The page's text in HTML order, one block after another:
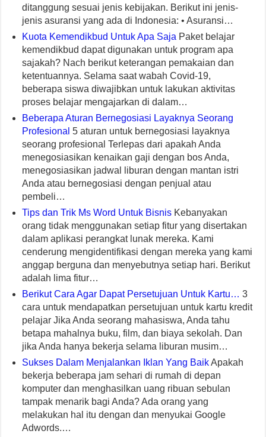
ditanggung sesuai jenis kebijakan. Berikut ini jenis-
jenis asuransi yang ada di Indonesia: • Asuransi…
Kuota Kemendikbud Untuk Apa Saja Paket belajar
kemendikbud dapat digunakan untuk program apa
sajakah? Nach berikut keterangan pemakaian dan
ketentuannya. Selama saat wabah Covid-19,
beberapa siswa diwajibkan untuk lakukan aktivitas
proses belajar mengajarkan di dalam…
Beberapa Aturan Bernegosiasi Layaknya Seorang
Profesional 5 aturan untuk bernegosiasi layaknya
seorang profesional Terlepas dari apakah Anda
menegosiasikan kenaikan gaji dengan bos Anda,
menegosiasikan jadwal liburan dengan mantan istri
Anda atau bernegosiasi dengan penjual atau
pembeli…
Tips dan Trik Ms Word Untuk Bisnis Kebanyakan
orang tidak menggunakan setiap fitur yang disertakan
dalam aplikasi perangkat lunak mereka. Kami
cenderung mengidentifikasi dengan mereka yang kami
anggap berguna dan menyebutnya setiap hari. Berikut
adalah lima fitur…
Berikut Cara Agar Dapat Persetujuan Untuk Kartu… 3
cara untuk mendapatkan persetujuan untuk kartu kredit
pelajar Jika Anda seorang mahasiswa, Anda tahu
betapa mahalnya buku, film, dan biaya sekolah. Dan
jika Anda hanya bekerja selama liburan musim…
Sukses Dalam Menjalankan Iklan Yang BaikApakah
bekerja beberapa jam sehari di rumah di depan
komputer dan menghasilkan uang ribuan sebulan
tampak menarik bagi Anda? Ada orang yang
melakukan hal itu dengan dan menyukai Google
Adwords.…